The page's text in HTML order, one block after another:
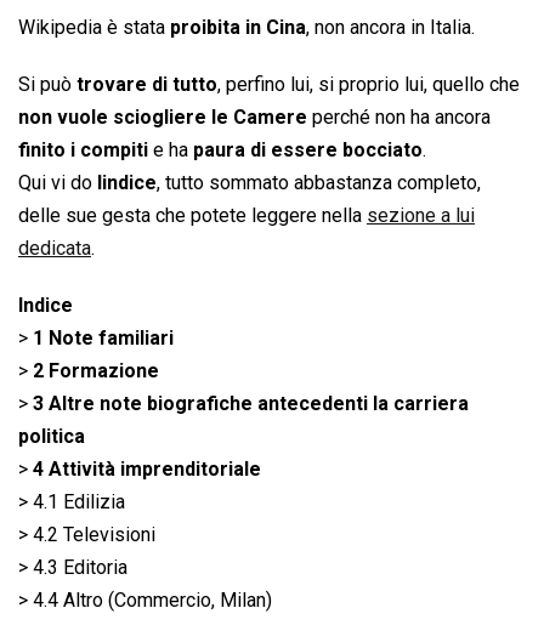
Wikipedia è stata proibita in Cina, non ancora in Italia.
Si può trovare di tutto, perfino lui, si proprio lui, quello che
non vuole sciogliere le Camere perché non ha ancora
finito i compiti e ha paura di essere bocciato.
Qui vi do lindice, tutto sommato abbastanza completo,
delle sue gesta che potete leggere nella sezione a lui
dedicata.
Indice
> 1 Note familiari
> 2 Formazione
> 3 Altre note biografiche antecedenti la carriera
politica
> 4 Attività imprenditoriale
> 4.1 Edilizia
> 4.2 Televisioni
> 4.3 Editoria
> 4.4 Altro (Commercio, Milan)